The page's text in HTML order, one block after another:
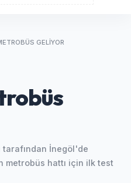
GELIYOR
tarafından İnegöl'de
metrobüs hattı için ilk test